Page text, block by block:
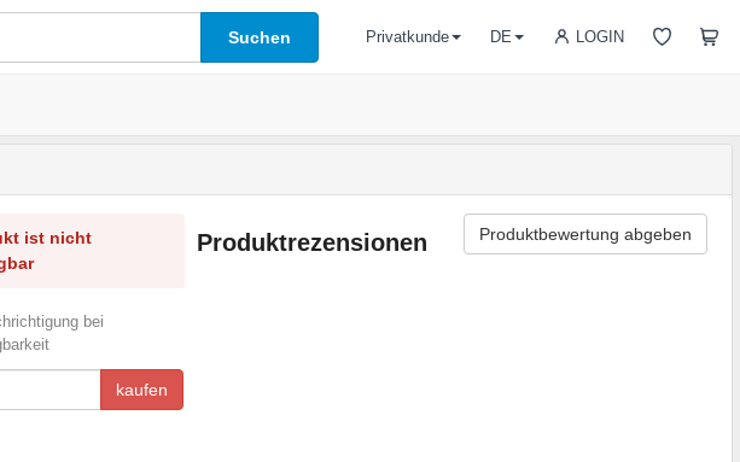
Suchen LOGIN
Privatkunde DE
ist nicht
bei
kaufen
Produktrezensionen Produktbewertung abgeben